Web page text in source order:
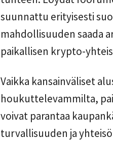
suunnattu erityisesti
mahdollisuuden saada
paikallisen krypto-
Vaikka kansainväliset
houkuttelevammilta,
voivat parantaa
turvallisuuden ja